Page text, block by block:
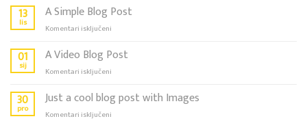
another
post
Gallery
13
lis
A Simple Blog Post
Komentari isključeni
Simple
Blog
01
sij
A Video Blog Post
Komentari isključeni
Video
Blog
30
pro
Just a cool blog post with Images
Komentari isključeni